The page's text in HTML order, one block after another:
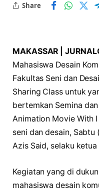
Share
MAKASSAR |
Mahasiswa Desain
Fakultas Seni dan
Sharing Class untuk
bertemkan Semina
Animation Movie With
seni dan desain,
Azis Said, selaku
Kegiatan yang di
mahasiswa desain